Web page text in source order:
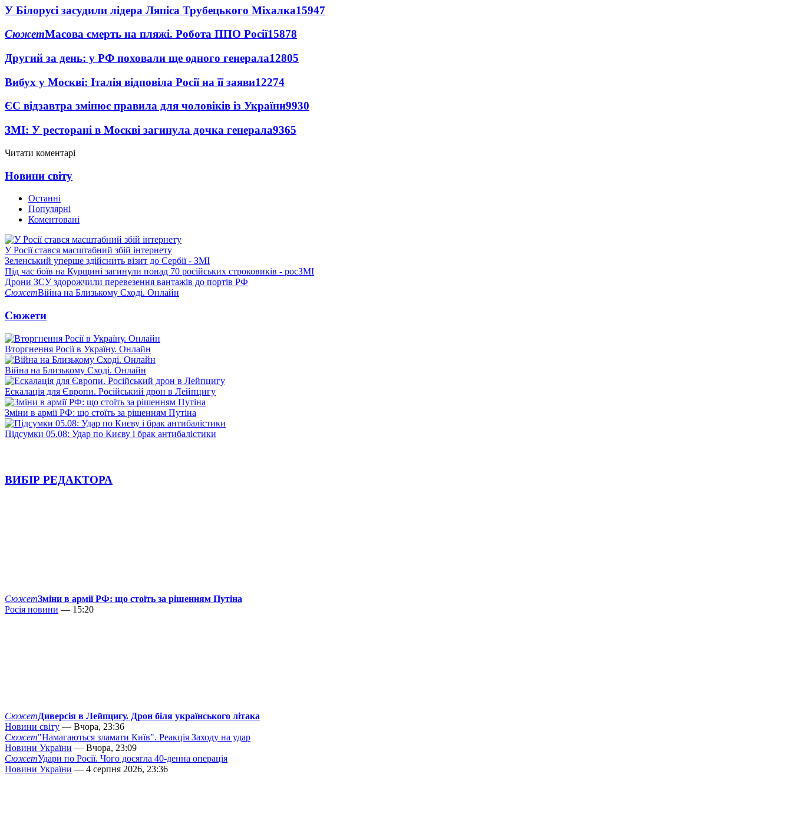
У Білорусі засудили лідера Ляпіса Трубецького Міхалка15947
СюжетМасова смерть на пляжі. Робота ППО Росії15878
Другий за день: у РФ поховали ще одного генерала12805
Вибух у Москві: Італія відповіла Росії на її заяви12274
ЄС відзавтра змінює правила для чоловіків із України9930
ЗМІ: У ресторані в Москві загинула дочка генерала9365
Читати коментарі
Новини світу
Останні
Популярні
Коментовані
У Росії стався масштабний збій інтернету
Зеленський уперше здійснить візит до Сербії - ЗМІ
Під час боїв на Курщині загинули понад 70 російських строковиків - росЗМІ
Дрони ЗСУ здорожчили перевезення вантажів до портів РФ
СюжетВійна на Близькому Сході. Онлайн
Сюжети
Вторгнення Росії в Україну. Онлайн
Війна на Близькому Сході. Онлайн
Ескалація для Європи. Російський дрон в Лейпцигу
Зміни в армії РФ: що стоїть за рішенням Путіна
Підсумки 05.08: Удар по Києву і брак антибалістики
ВИБІР РЕДАКТОРА
СюжетЗміни в армії РФ: що стоїть за рішенням Путіна
Росія новини — 15:20
СюжетДиверсія в Лейпцигу. Дрон біля українського літака
Новини світу — Вчора, 23:36
Сюжет"Намагаються зламати Київ". Реакція Заходу на удар
Новини України — Вчора, 23:09
СюжетУдари по Росії. Чого досягла 40-денна операція
Новини України — 4 серпня 2026, 23:36